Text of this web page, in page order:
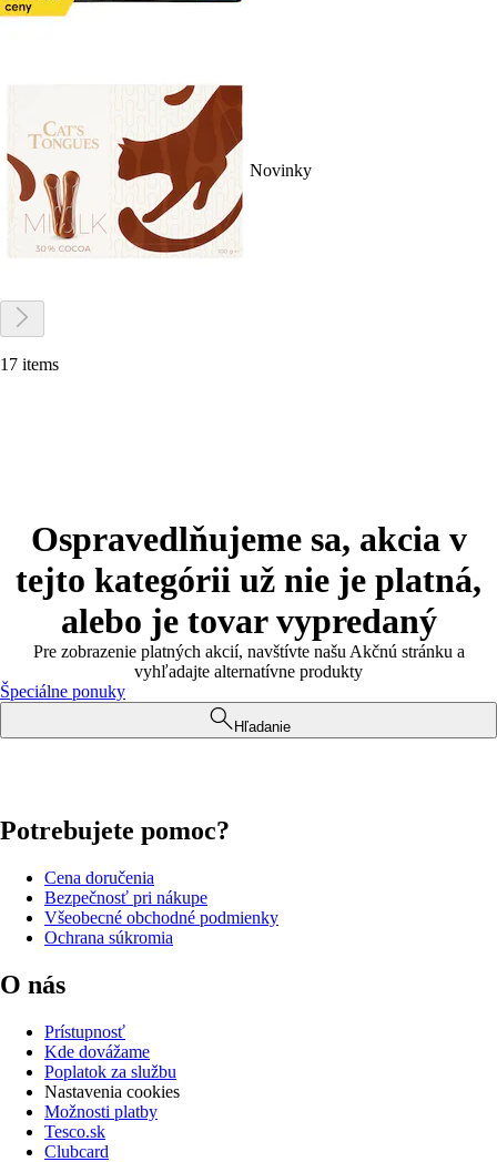
Novinky
17 items
Ospravedlňujeme sa, akcia v
tejto kategórii už nie je platná,
alebo je tovar vypredaný
Pre zobrazenie platných akcií, navštívte našu Akčnú stránku a
vyhľadajte alternatívne produkty
Špeciálne ponuky
Hľadanie
Potrebujete pomoc?
Cena doručenia
Bezpečnosť pri nákupe
Všeobecné obchodné podmienky
Ochrana súkromia
O nás
Prístupnosť
Kde dovážame
Poplatok za službu
Nastavenia cookies
Možnosti platby
Tesco.sk
Clubcard